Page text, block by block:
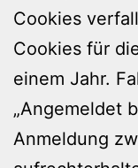
Cookies
Cookies für
einem Jahr.
„Angemeldet
Anmeldung